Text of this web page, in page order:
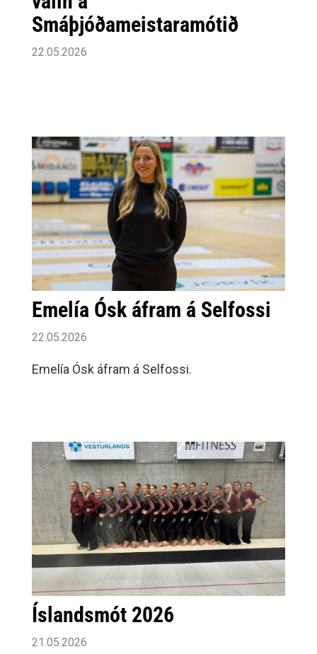
Smáþjóðameistaramótið
22.05.2026
Emelía Ósk áfram á Selfossi
22.05.2026
Emelía Ósk áfram á Selfossi.
Íslandsmót 2026
21.05.2026